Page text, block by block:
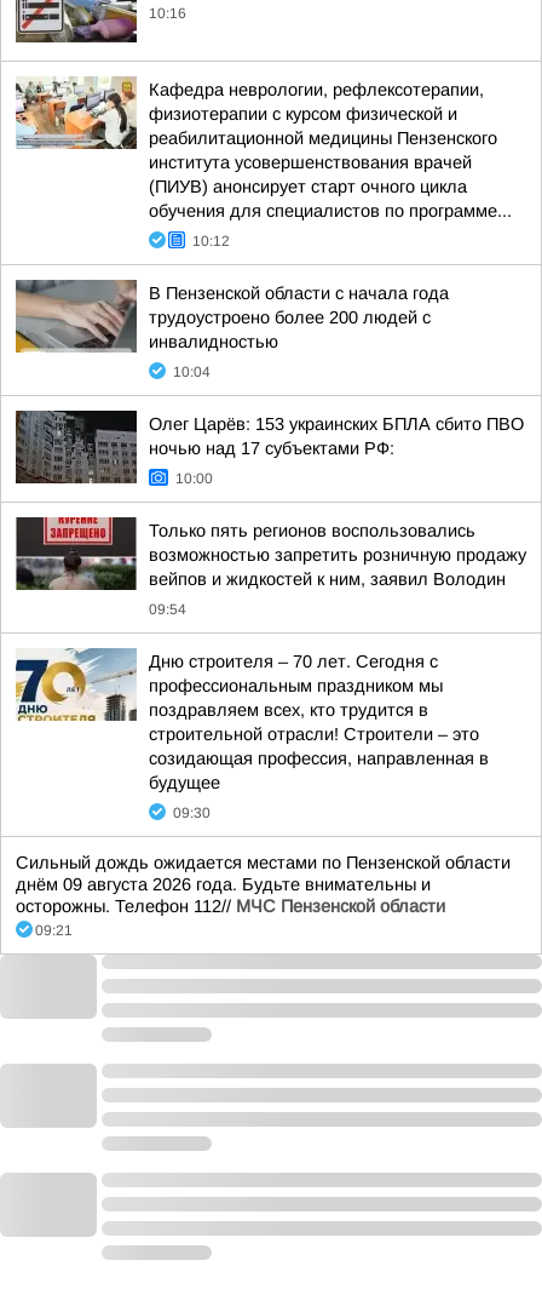
10:16
Кафедра неврологии, рефлексотерапии,
физиотерапии с курсом физической и
реабилитационной медицины Пензенского
института усовершенствования врачей
(ПИУВ) анонсирует старт очного цикла
обучения для специалистов по программе...
10:12
В Пензенской области с начала года
трудоустроено более 200 людей с
инвалидностью
10:04
Олег Царёв: 153 украинских БПЛА сбито ПВО
ночью над 17 субъектами РФ:
10:00
Только пять регионов воспользовались
возможностью запретить розничную продажу
вейпов и жидкостей к ним, заявил Володин
09:54
Дню строителя – 70 лет. Сегодня с
профессиональным праздником мы
поздравляем всех, кто трудится в
строительной отрасли! Строители – это
созидающая профессия, направленная в
будущее
09:30
Сильный дождь ожидается местами по Пензенской области
днём 09 августа 2026 года. Будьте внимательны и
осторожны. Телефон 112// МЧС Пензенской области
09:21